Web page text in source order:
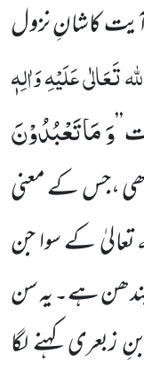
کاشانِ نزول
تَعَالٰی عَلَیْہِ وَاٰلِہٖ
’’وَ مَا تَعْبُدُوْنَ
،جس کے معنی
تعالیٰ کے سوا جن
ہے۔ یہ سن
زبعری کہنے لگا